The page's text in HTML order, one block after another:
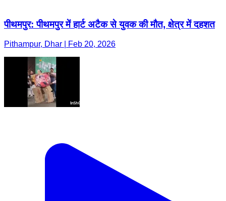
पीथमपुर: पीथमपुर में हार्ट अटैक से युवक की मौत, क्षेत्र में दहशत
Pithampur, Dhar | Feb 20, 2026